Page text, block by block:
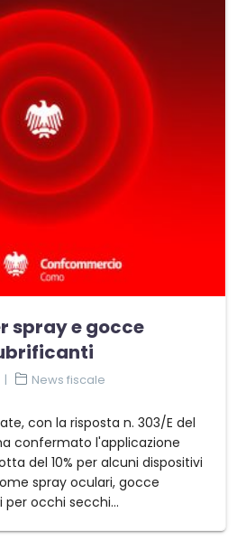
spray e gocce
News fiscale
con la risposta n. 303/E del
confermato l'applicazione
del 10% per alcuni dispositivi
spray oculari, gocce
per occhi secchi...